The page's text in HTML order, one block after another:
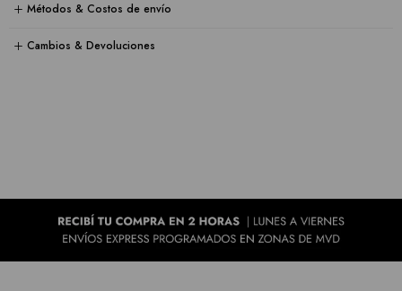
Métodos & Costos de envío
Cambios & Devoluciones